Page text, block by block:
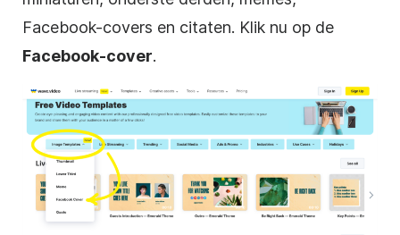
Facebook-covers en citaten. Klik nu op de
Facebook-cover.